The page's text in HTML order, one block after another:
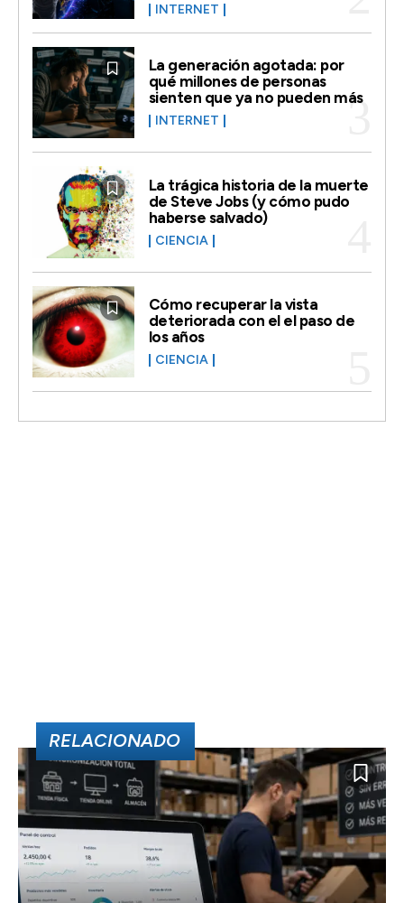
INTERNET
La generación agotada: por
qué millones de personas
sienten que ya no pueden más
INTERNET
La trágica historia de la muerte
de Steve Jobs (y cómo pudo
haberse salvado)
CIENCIA
Cómo recuperar la vista
deteriorada con el el paso de
los años
CIENCIA
RELACIONADO